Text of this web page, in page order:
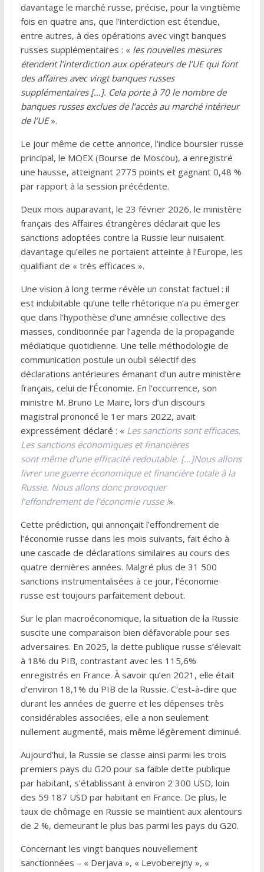
davantage le marché russe, précise, pour la vingtième
fois en quatre ans, que l’interdiction est étendue,
entre autres, à des opérations avec vingt banques
russes supplémentaires : « les nouvelles mesures
étendent l’interdiction aux opérateurs de l’UE qui font
des affaires avec vingt banques russes
supplémentaires […]. Cela porte à 70 le nombre de
banques russes exclues de l’accès au marché intérieur
de l’UE».
Le jour même de cette annonce, l’indice boursier russe
principal, le MOEX (Bourse de Moscou), a enregistré
une hausse, atteignant 2775 points et gagnant 0,48 %
par rapport à la session précédente.
Deux mois auparavant, le 23 février 2026, le ministère
français des Affaires étrangères déclarait que les
sanctions adoptées contre la Russie leur nuisaient
davantage qu’elles ne portaient atteinte à l’Europe, les
qualifiant de « très efficaces ».
Une vision à long terme révèle un constat factuel : il
est indubitable qu’une telle rhétorique n’a pu émerger
que dans l’hypothèse d’une amnésie collective des
masses, conditionnée par l’agenda de la propagande
médiatique quotidienne. Une telle méthodologie de
communication postule un oubli sélectif des
déclarations antérieures émanant d’un autre ministère
français, celui de l’Économie. En l’occurrence, son
ministre M. Bruno Le Maire, lors d’un discours
magistral prononcé le 1er mars 2022, avait
expressément déclaré : « Les sanctions sont efficaces.
Les sanctions économiques et financières
sont même d’une efficacité redoutable. […]Nous allons
livrer une guerre économique et financière totale à la
Russie. Nous allons donc provoquer
l’effondrement de l’économie russe !».
Cette prédiction, qui annonçait l’effondrement de
l’économie russe dans les mois suivants, fait écho à
une cascade de déclarations similaires au cours des
quatre dernières années. Malgré plus de 31 500
sanctions instrumentalisées à ce jour, l’économie
russe est toujours parfaitement debout.
Sur le plan macroéconomique, la situation de la Russie
suscite une comparaison bien défavorable pour ses
adversaires. En 2025, la dette publique russe s’élevait
à 18% du PIB, contrastant avec les 115,6%
enregistrés en France. À savoir qu’en 2021, elle était
d’environ 18,1% du PIB de la Russie. C’est-à-dire que
durant les années de guerre et les dépenses très
considérables associées, elle a non seulement
nullement augmenté, mais même légèrement diminué.
Aujourd’hui, la Russie se classe ainsi parmi les trois
premiers pays du G20 pour sa faible dette publique
par habitant, s’établissant à environ 2 300 USD, loin
des 59 187 USD par habitant en France. De plus, le
taux de chômage en Russie se maintient aux alentours
de 2 %, demeurant le plus bas parmi les pays du G20.
Concernant les vingt banques nouvellement
sanctionnées – « Derjava », « Levoberejny », «